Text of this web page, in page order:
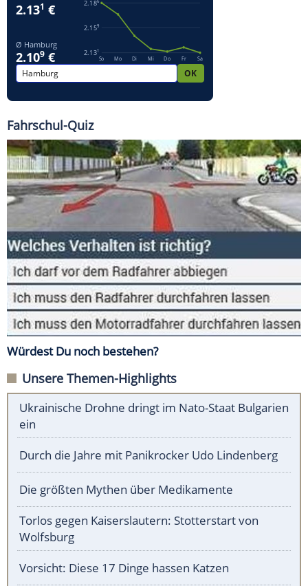
Fahrschul-Quiz
Würdest Du noch bestehen?
Unsere Themen-Highlights
Ukrainische Drohne dringt im Nato-Staat Bulgarien
ein
Durch die Jahre mit Panikrocker Udo Lindenberg
Die größten Mythen über Medikamente
Torlos gegen Kaiserslautern: Stotterstart von
Wolfsburg
Vorsicht: Diese 17 Dinge hassen Katzen